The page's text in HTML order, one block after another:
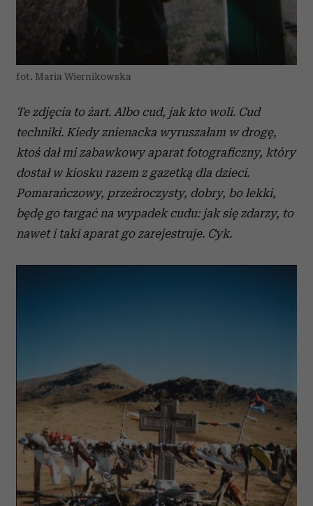
fot. Maria Wiernikowska
Te zdjęcia to żart. Albo cud, jak kto woli. Cud
techniki. Kiedy znienacka wyruszałam w drogę,
ktoś dał mi zabawkowy aparat fotograficzny, który
dostał w kiosku razem z gazetką dla dzieci.
Pomarańczowy, przeźroczysty, dobry, bo lekki,
będę go targać na wypadek cudu: jak się zdarzy, to
nawet i taki aparat go zarejestruje. Cyk.